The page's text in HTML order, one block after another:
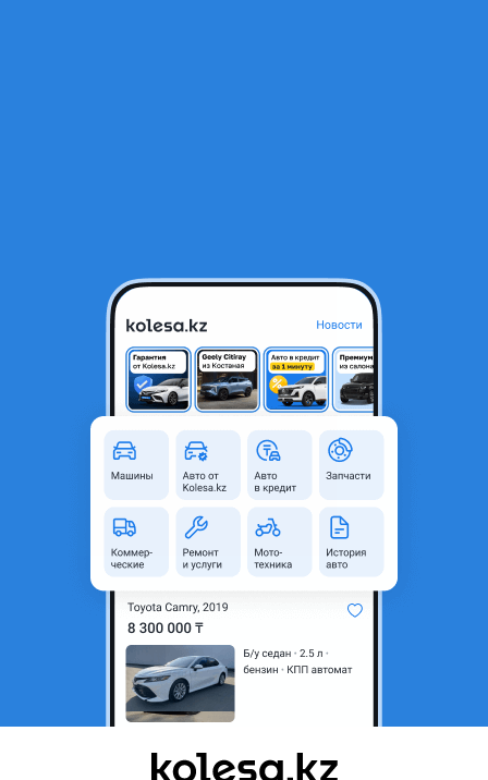
Масляный фильтр BMW X3 E83/E65/E60/E36
Алматы, Алматинская
область
Новая
Оригинальность
Оригинал
11427787697
Возможна рассрочка или
Подходит на авто